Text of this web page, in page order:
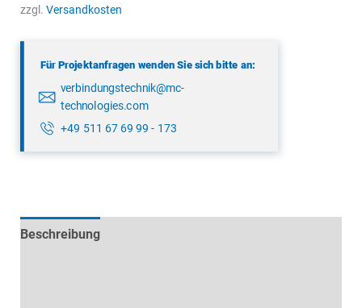
9105
zzgl. Versandkosten
Für Projektanfragen wenden Sie sich bitte an:
verbindungstechnik@mc-
technologies.com
+49 511 67 69 99 - 173
Beschreibung